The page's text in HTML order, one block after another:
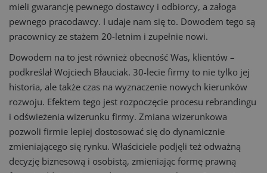
mieli gwarancję pewnego dostawcy i odbiorcy, a załoga
pewnego pracodawcy. I udaje nam się to. Dowodem tego są
pracownicy ze stażem 20-letnim i zupełnie nowi.
Dowodem na to jest również obecność Was, klientów –
podkreślał Wojciech Błauciak. 30-lecie firmy to nie tylko jej
historia, ale także czas na wyznaczenie nowych kierunków
rozwoju. Efektem tego jest rozpoczęcie procesu rebrandingu
i odświeżenia wizerunku firmy. Zmiana wizerunkowa
pozwoli firmie lepiej dostosować się do dynamicznie
zmieniającego się rynku. Właściciele podjęli też odważną
decyzję biznesową i osobistą, zmieniając formę prawną